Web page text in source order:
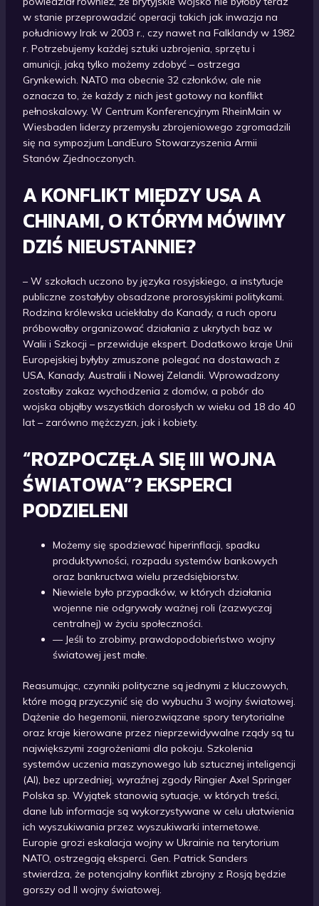
w stanie przeprowadzić operacji takich jak inwazja na
południowy Irak w 2003 r., czy nawet na Falklandy w 1982
r. Potrzebujemy każdej sztuki uzbrojenia, sprzętu i
amunicji, jaką tylko możemy zdobyć – ostrzega
Grynkewich. NATO ma obecnie 32 członków, ale nie
oznacza to, że każdy z nich jest gotowy na konflikt
pełnoskalowy. W Centrum Konferencyjnym RheinMain w
Wiesbaden liderzy przemysłu zbrojeniowego zgromadzili
się na sympozjum LandEuro Stowarzyszenia Armii
Stanów Zjednoczonych.
A KONFLIKT MIĘDZY USA A
CHINAMI, O KTÓRYM MÓWIMY
DZIŚ NIEUSTANNIE?
– W szkołach uczono by języka rosyjskiego, a instytucje
publiczne zostałyby obsadzone prorosyjskimi politykami.
Rodzina królewska uciekłaby do Kanady, a ruch oporu
próbowałby organizować działania z ukrytych baz w
Walii i Szkocji – przewiduje ekspert. Dodatkowo kraje Unii
Europejskiej byłyby zmuszone polegać na dostawach z
USA, Kanady, Australii i Nowej Zelandii. Wprowadzony
zostałby zakaz wychodzenia z domów, a pobór do
wojska objąłby wszystkich dorosłych w wieku od 18 do 40
lat – zarówno mężczyzn, jak i kobiety.
“ROZPOCZĘŁA SIĘ III WOJNA
ŚWIATOWA”? EKSPERCI
PODZIELENI
Możemy się spodziewać hiperinflacji, spadku
produktywności, rozpadu systemów bankowych
oraz bankructwa wielu przedsiębiorstw.
Niewiele było przypadków, w których działania
wojenne nie odgrywały ważnej roli (zazwyczaj
centralnej) w życiu społeczności.
— Jeśli to zrobimy, prawdopodobieństwo wojny
światowej jest małe.
Reasumując, czynniki polityczne są jednymi z kluczowych,
które mogą przyczynić się do wybuchu 3 wojny światowej.
Dążenie do hegemonii, nierozwiązane spory terytorialne
oraz kraje kierowane przez nieprzewidywalne rządy są tu
największymi zagrożeniami dla pokoju. Szkolenia
systemów uczenia maszynowego lub sztucznej inteligencji
(AI), bez uprzedniej, wyraźnej zgody Ringier Axel Springer
Polska sp. Wyjątek stanowią sytuacje, w których treści,
dane lub informacje są wykorzystywane w celu ułatwienia
ich wyszukiwania przez wyszukiwarki internetowe.
Europie grozi eskalacja wojny w Ukrainie na terytorium
NATO, ostrzegają eksperci. Gen. Patrick Sanders
stwierdza, że potencjalny konflikt zbrojny z Rosją będzie
gorszy od II wojny światowej.